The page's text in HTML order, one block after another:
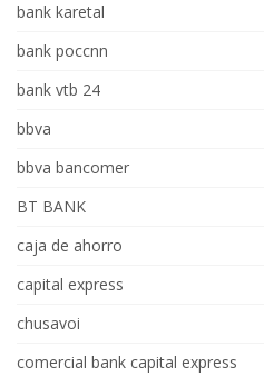
bank karetal
bank poccnn
bank vtb 24
bbva
bbva bancomer
BT BANK
caja de ahorro
capital express
chusavoi
comercial bank capital express